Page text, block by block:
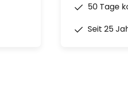
50 Tage
Seit 25